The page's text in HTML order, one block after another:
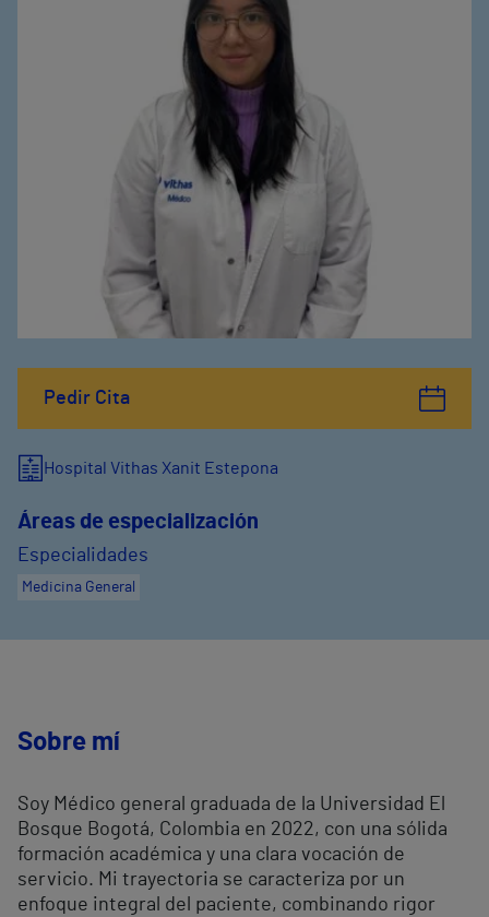
Pedir Cita
Hospital Vithas Xanit Estepona
Áreas de especialización
Especialidades
Medicina General
Sobre mí
Soy Médico general graduada de la Universidad El
Bosque Bogotá, Colombia en 2022, con una sólida
formación académica y una clara vocación de
servicio. Mi trayectoria se caracteriza por un
enfoque integral del paciente, combinando rigor